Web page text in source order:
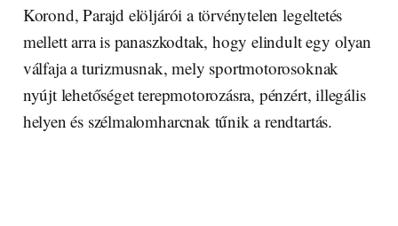
Korond, Parajd elöljárói a törvénytelen legeltetés
mellett arra is panaszkodtak, hogy elindult egy olyan
válfaja a turizmusnak, mely sportmotorosoknak
nyújt lehetőséget terepmotorozásra, pénzért, illegális
helyen és szélmalomharcnak tűnik a rendtartás.